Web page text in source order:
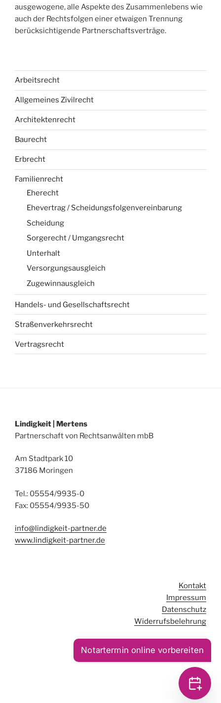
ausgewogene, alle Aspekte des Zusammenlebens wie
auch der Rechtsfolgen einer etwaigen Trennung
berücksichtigende Partnerschaftsverträge.
Arbeitsrecht
Allgemeines Zivilrecht
Architektenrecht
Baurecht
Erbrecht
Familienrecht
Eherecht
Ehevertrag / Scheidungsfolgenvereinbarung
Scheidung
Sorgerecht / Umgangsrecht
Unterhalt
Versorgungsausgleich
Zugewinnausgleich
Handels- und Gesellschaftsrecht
Straßenverkehrsrecht
Vertragsrecht
Lindigkeit | Mertens
Partnerschaft von Rechtsanwälten mbB
Am Stadtpark 10
37186 Moringen
Tel.: 05554/9935-0
Fax: 05554/9935-50
info@lindigkeit-partner.de
www.lindigkeit-partner.de
Kontakt
Impressum
Datenschutz
Widerrufsbelehrung
Notartermin online vorbereiten